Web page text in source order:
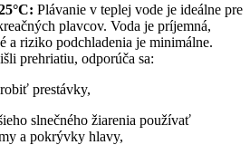
Plávanie v teplej vode je ideálne pre
plavcov. Voda je príjemná,
a riziko podchladenia je minimálne.
prehriatiu, odporúča sa:
prestávky,
slnečného žiarenia používať
a pokrývky hlavy,